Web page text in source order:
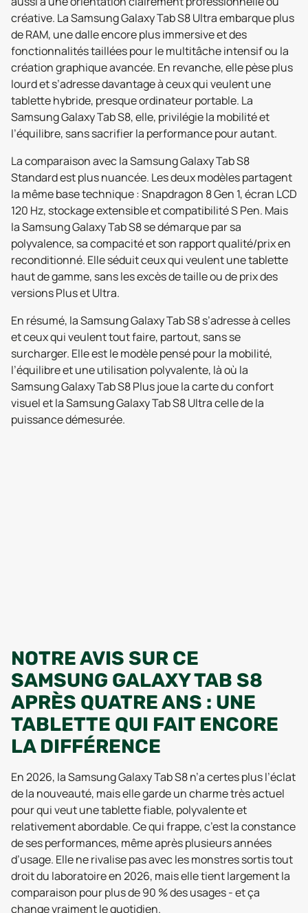
créative. La Samsung Galaxy Tab S8 Ultra embarque plus
de RAM, une dalle encore plus immersive et des
fonctionnalités taillées pour le multitâche intensif ou la
création graphique avancée. En revanche, elle pèse plus
lourd et s’adresse davantage à ceux qui veulent une
tablette hybride, presque ordinateur portable. La
Samsung Galaxy Tab S8, elle, privilégie la mobilité et
l’équilibre, sans sacrifier la performance pour autant.
La comparaison avec la Samsung Galaxy Tab S8
Standard est plus nuancée. Les deux modèles partagent
la même base technique : Snapdragon 8 Gen 1, écran LCD
120 Hz, stockage extensible et compatibilité S Pen. Mais
la Samsung Galaxy Tab S8 se démarque par sa
polyvalence, sa compacité et son rapport qualité/prix en
reconditionné. Elle séduit ceux qui veulent une tablette
haut de gamme, sans les excès de taille ou de prix des
versions Plus et Ultra.
En résumé, la Samsung Galaxy Tab S8 s’adresse à celles
et ceux qui veulent tout faire, partout, sans se
surcharger. Elle est le modèle pensé pour la mobilité,
l’équilibre et une utilisation polyvalente, là où la
Samsung Galaxy Tab S8 Plus joue la carte du confort
visuel et la Samsung Galaxy Tab S8 Ultra celle de la
puissance démesurée.
NOTRE AVIS SUR CE
SAMSUNG GALAXY TAB S8
APRÈS QUATRE ANS : UNE
TABLETTE QUI FAIT ENCORE
LA DIFFÉRENCE
En 2026, la Samsung Galaxy Tab S8 n’a certes plus l’éclat
de la nouveauté, mais elle garde un charme très actuel
pour qui veut une tablette fiable, polyvalente et
relativement abordable. Ce qui frappe, c’est la constance
de ses performances, même après plusieurs années
d’usage. Elle ne rivalise pas avec les monstres sortis tout
droit du laboratoire en 2026, mais elle tient largement la
comparaison pour plus de 90 % des usages - et ça
change vraiment le quotidien.